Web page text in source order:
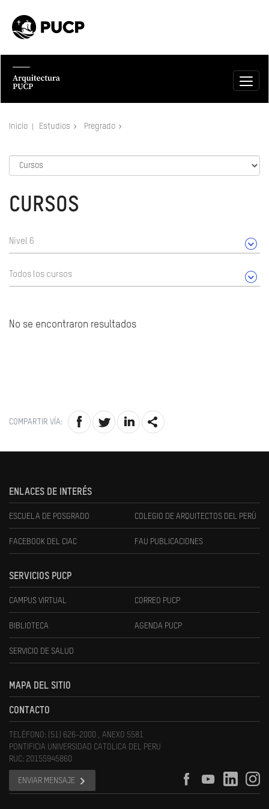
Inicio Estudios Pregrado
CURSOS
Nivel 6
Todos los cursos
No se encontraron resultados
COMPARTIR VÍA:
ENLACES DE INTERÉS
ESCUELA DE POSGRADO COLEGIO DE ARQUITECTOS DEL PERÚ
FACEBOOK DEL CIAC FAU PUBLICACIONES
SERVICIOS PUCP
CAMPUS VIRTUAL CORREO PUCP
BIBLIOTECA AGENDA PUCP
SERVICIO DE SALUD
MAPA DEL SITIO
CONTACTO
TELÉFONO: (51) 626-2000 , ANEXO 5581
PONTIFICIA UNIVERSIDAD CATOLICA DEL PERU
RUC: 20155945860
ENVIAR MENSAJE